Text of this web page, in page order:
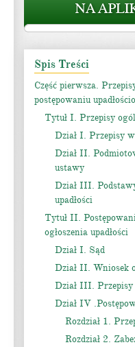
Spis Treści
Część pierwsza.
postępowaniu
Tytuł I. Przepisy
Dział I. Przepisy
Dział II.
ustawy
Dział III.
upadłości
Tytuł II.
ogłoszenia upadłości
Dział I. Sąd
Dział II. Wniosek o
Dział III. Przepisy
Dział IV
Rozdział 1.
Rozdział 2.